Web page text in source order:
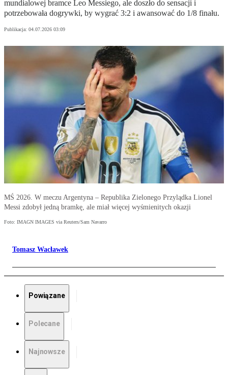
mundialowej bramce Leo Messiego, ale doszło do sensacji i
potrzebowała dogrywki, by wygrać 3:2 i awansować do 1/8 finału.
Publikacja: 04.07.2026 03:09
MŚ 2026. W meczu Argentyna – Republika Zielonego Przylądka Lionel
Messi zdobył jedną bramkę, ale miał więcej wyśmienitych okazji
Foto: IMAGN IMAGES via Reuters/Sam Navarro
Tomasz Wacławek
Powiązane
Polecane
Najnowsze